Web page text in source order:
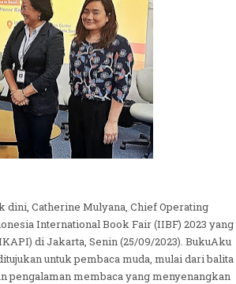
dini, Catherine Mulyana, Chief Operating
International Book Fair (IIBF) 2023 yang
di Jakarta, Senin (25/09/2023). BukuAku
untuk pembaca muda, mulai dari balita
pengalaman membaca yang menyenangkan